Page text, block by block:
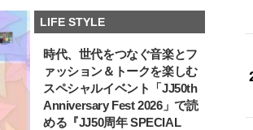
LIFE STYLE
時代、世代をつなぐ音楽とフ
ァッション＆トークを楽しむ
スペシャルイベント「JJ50th
Anniversary Fest 2026」で読
める『JJ50周年 SPECIAL